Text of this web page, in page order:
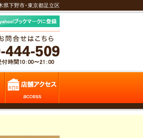
県下野市･東京都足立区